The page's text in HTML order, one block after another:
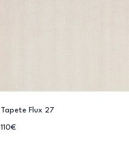
Tapete Flux 27
110€